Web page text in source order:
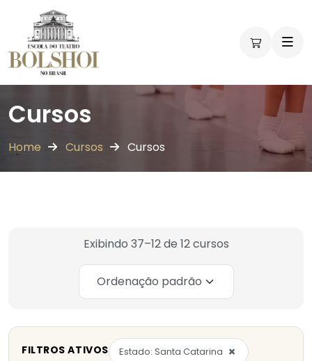
Cursos
Home Cursos Cursos
Exibindo 37–12 de 12 cursos
FILTROS ATIVOS Estado: Santa Catarina ×